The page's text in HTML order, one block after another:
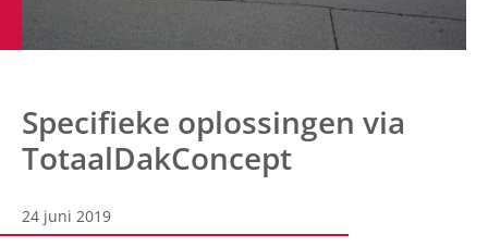
Specifieke oplossingen via
TotaalDakConcept
24 juni 2019